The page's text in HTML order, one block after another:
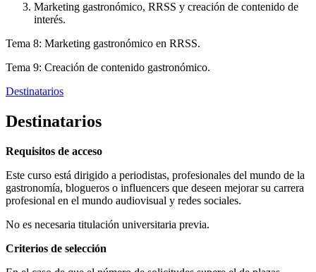
Marketing gastronómico, RRSS y creación de contenido de
interés.
Tema 8: Marketing gastronómico en RRSS.
Tema 9: Creación de contenido gastronómico.
Destinatarios
Destinatarios
Requisitos de acceso
Este curso está dirigido a periodistas, profesionales del mundo de la
gastronomía, blogueros o influencers que deseen mejorar su carrera
profesional en el mundo audiovisual y redes sociales.
No es necesaria titulación universitaria previa.
Criterios de selección